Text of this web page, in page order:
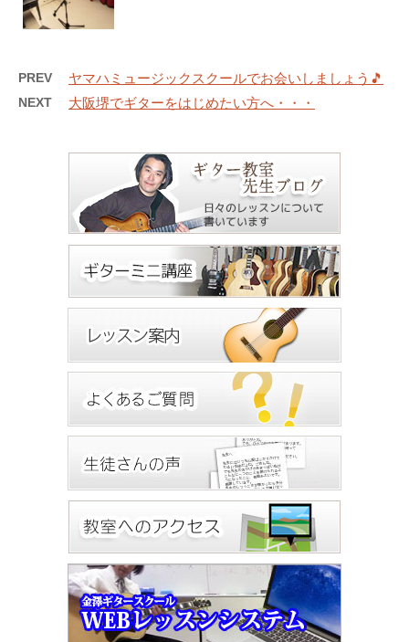
PREV ヤマハミュージックスクールでお会いしましょう🎵
NEXT 大阪堺でギターをはじめたい方へ・・・